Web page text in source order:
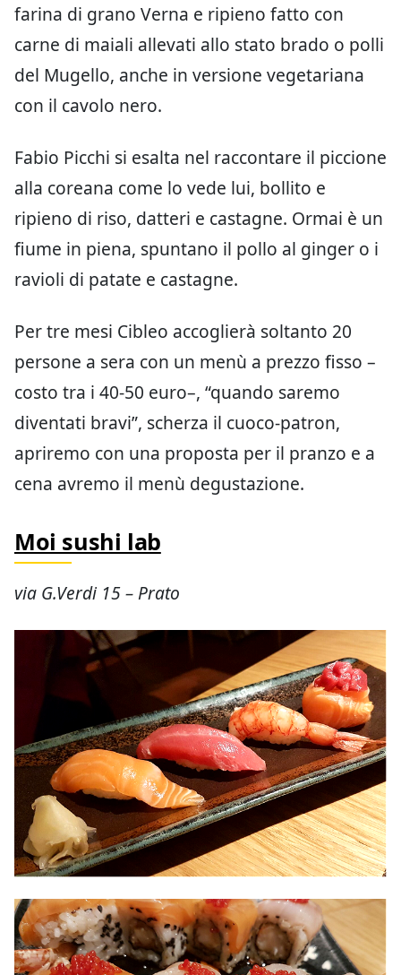
farina di grano Verna e ripieno fatto con
carne di maiali allevati allo stato brado o polli
del Mugello, anche in versione vegetariana
con il cavolo nero.
Fabio Picchi si esalta nel raccontare il piccione
alla coreana come lo vede lui, bollito e
ripieno di riso, datteri e castagne. Ormai è un
fiume in piena, spuntano il pollo al ginger o i
ravioli di patate e castagne.
Per tre mesi Cibleo accoglierà soltanto 20
persone a sera con un menù a prezzo fisso –
costo tra i 40-50 euro–, “quando saremo
diventati bravi”, scherza il cuoco-patron,
apriremo con una proposta per il pranzo e a
cena avremo il menù degustazione.
Moi sushi lab
via G.Verdi 15 – Prato